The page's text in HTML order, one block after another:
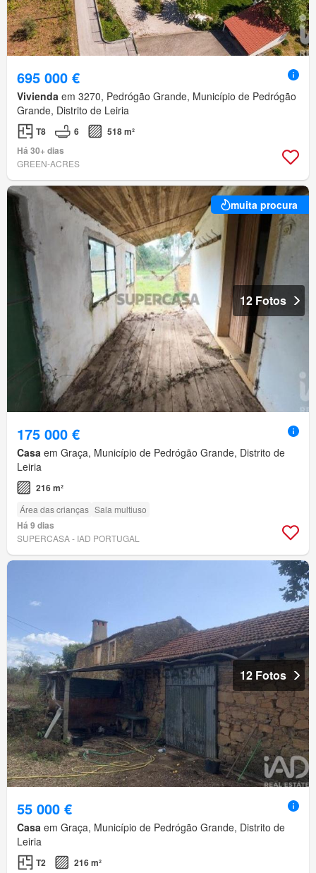
695 000 €
Vivienda em 3270, Pedrógão Grande, Município de Pedrógão
Grande, Distrito de Leiria
T8 6
518 m²
Há 30+ dias
GREEN-ACRES
muita procura
12 Fotos
175 000 €
Casa em Graça, Município de Pedrógão Grande, Distrito de
Leiria
216 m²
Área das crianças Sala multiuso
Há 9 dias
SUPERCASA - IAD PORTUGAL
12 Fotos
55 000 €
Casa em Graça, Município de Pedrógão Grande, Distrito de
Leiria
T2
216 m²